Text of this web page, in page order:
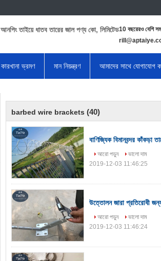
আনপিং তাইয়ে ধাতব তারের জাল পণ্য কো, লিমিটেড10 বছরেরও বেশি
কারখানা ভ্রমণ মান নিয়ন্ত্রণ আমাদের সাথে যোগাযোগ
barbed wire brackets (40)
বাণিজ্যিক বিমানবন্দর কাঁকড়া
আরো পড়ুন
ভালো দাম
2019-12-03 11:46:25
উত্তোলন জারা প্রতিরোধী
আরো পড়ুন
ভালো দাম
2019-12-03 11:46:24